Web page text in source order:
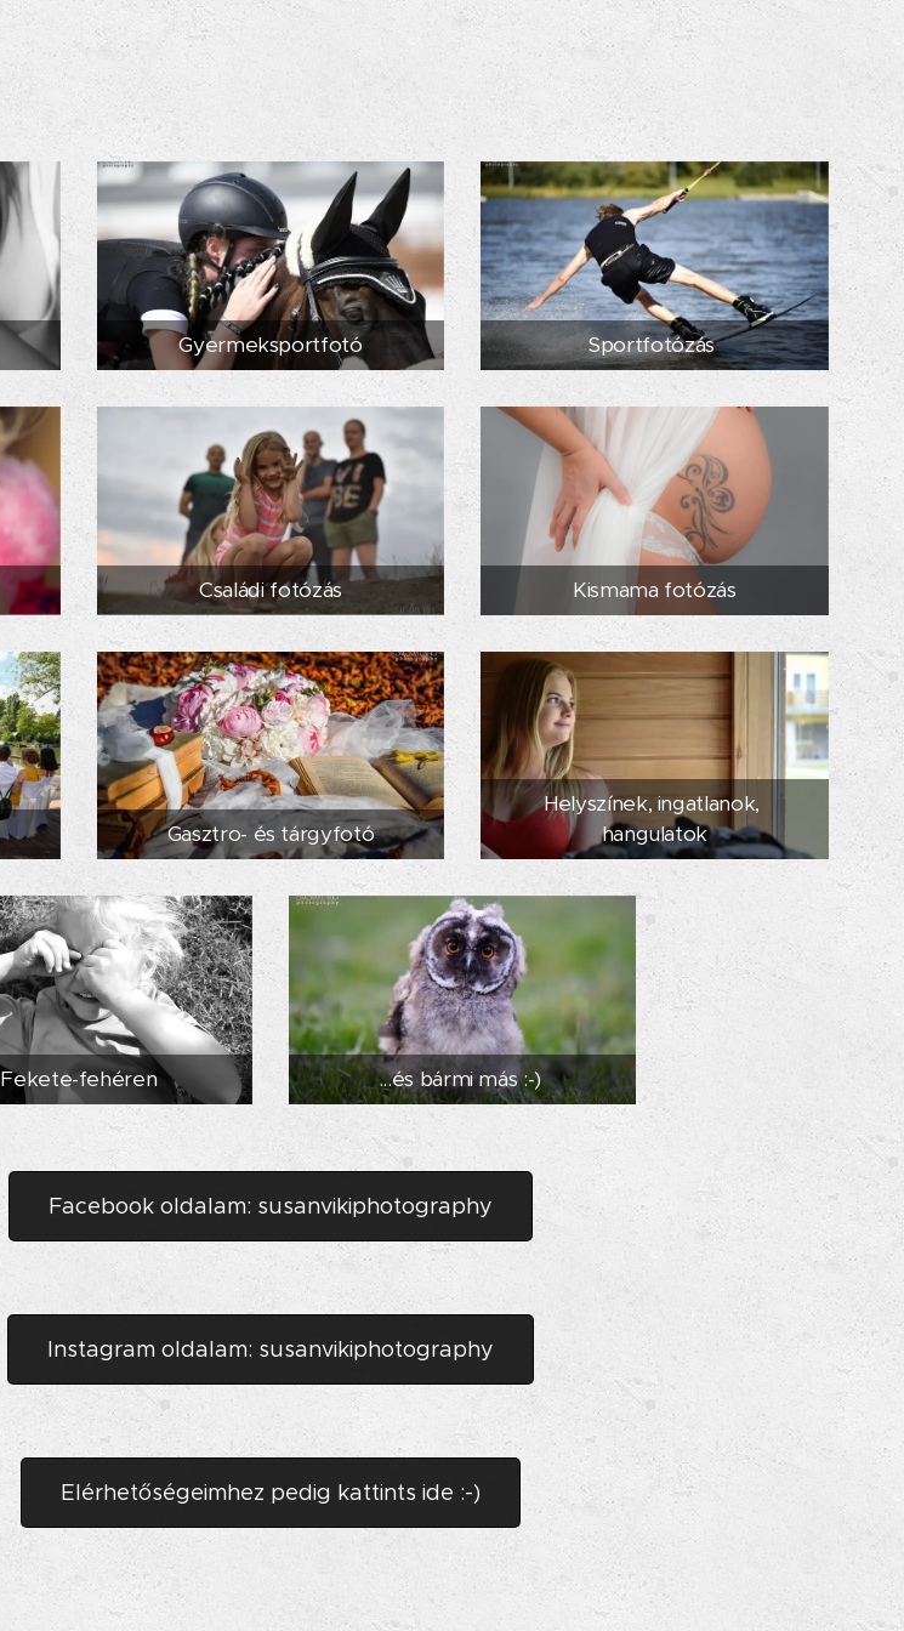
Gyermeksportfotó Sportfotózás
Családi fotózás Kismama fotózás
Gasztro- és tárgyfotó
Helyszínek, ingatlanok,
hangulatok
Fekete-fehéren ...és bármi más :-)
Facebook oldalam: susanvikiphotography
Instagram oldalam: susanvikiphotography
Elérhetőségeimhez pedig kattints ide :-)